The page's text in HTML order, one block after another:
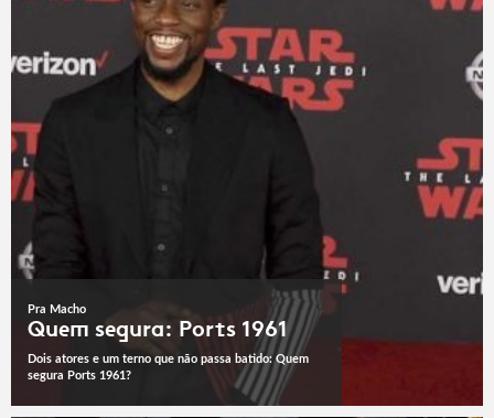
Pra Macho
Quem segura: Ports 1961
Dois atores e um terno que não passa batido: Quem
segura Ports 1961?